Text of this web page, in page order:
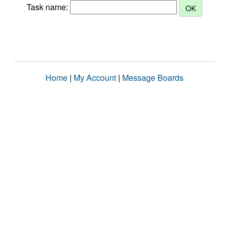
Task name:
Home | My Account | Message Boards